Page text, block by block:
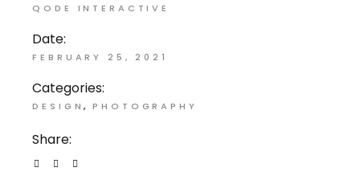
QODE INTERACTIVE
Date:
FEBRUARY 25, 2021
Categories:
DESIGN PHOTOGRAPHY
Share: